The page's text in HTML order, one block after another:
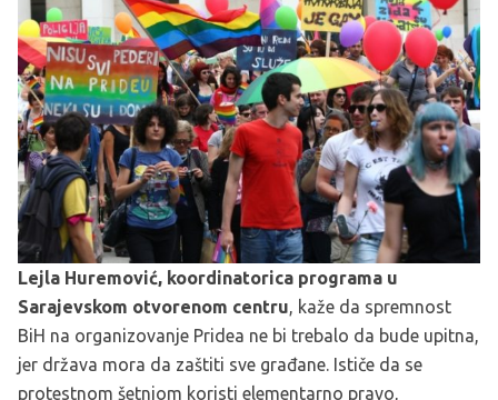
Lejla Huremović, koordinatorica programa u
Sarajevskom otvorenom centru, kaže da spremnost
BiH na organizovanje Pridea ne bi trebalo da bude upitna,
jer država mora da zaštiti sve građane. Ističe da se
protestnom šetnjom koristi elementarno pravo,